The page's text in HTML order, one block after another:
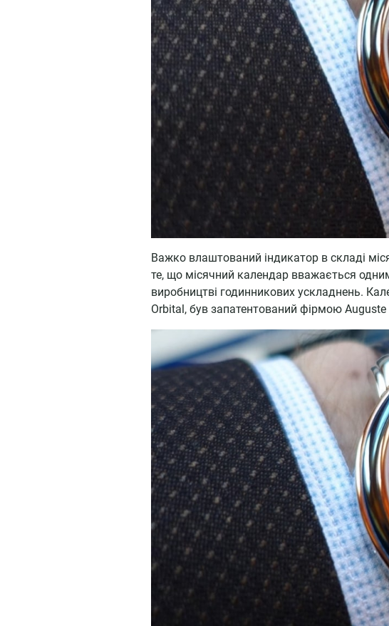
Важко влаштований індикатор в складі
те, що місячний календар вважається
виробництві годинникових ускладнень.
Orbital, був запатентований фірмою Auguste